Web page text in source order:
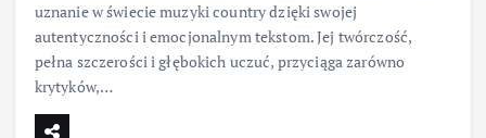
uznanie w świecie muzyki country dzięki swojej
autentyczności i emocjonalnym tekstom. Jej twórczość,
pełna szczerości i głębokich uczuć, przyciąga zarówno
krytyków,…